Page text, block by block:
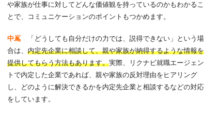
や家族が仕事に対してどんな価値観を持っているのかもわかるこ
とで、コミュニケーションのポイントもつかめます。
中嶌
「どうしても自分だけの力では、説得できない」という場
合は、 内定先企業に相談して、親や家族が納得するような情報を
提供してもらう方法もあります。実際、リクナビ就職エージェン
トで内定した企業であれば、親や家族の反対理由をヒアリング
し、どのように解決できるかを内定先企業と相談するなどの対応
をしています。